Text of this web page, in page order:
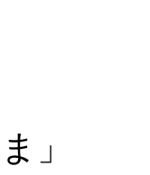
」